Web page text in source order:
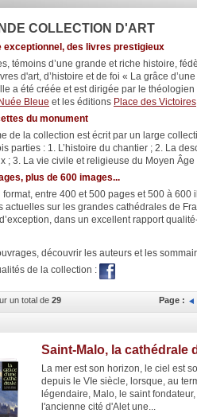
COLLECTION D'ART
exceptionnel, des livres prestigieux
témoins d’une grande et riche histoire,
d'art, d’histoire et de foi « La grâce
a été créée et est dirigée par le
Bleue et les éditions Place des Victoires
du monument
de la collection est écrit par un large
parties : 1. L’histoire du chantier ; 2. La
; 3. La vie civile et religieuse du Moyen
plus de 600 images...
format, entre 400 et 500 pages et 500 à
actuelles sur les grandes cathédrales de
dans un excellent rapport
découvrir les auteurs et les
de la collection :
un total de 29 Page :
Saint-Malo, la cathédrale
La mer est son horizon, le ciel est
depuis le VIe siècle, lorsque, au
légendaire, Malo, le saint
l'ancienne cité d'Alet une...